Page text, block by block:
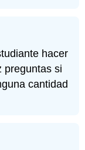
hacer
preguntas si
cantidad